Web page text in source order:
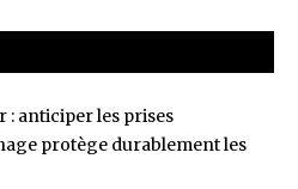
: anticiper les prises
protège durablement les